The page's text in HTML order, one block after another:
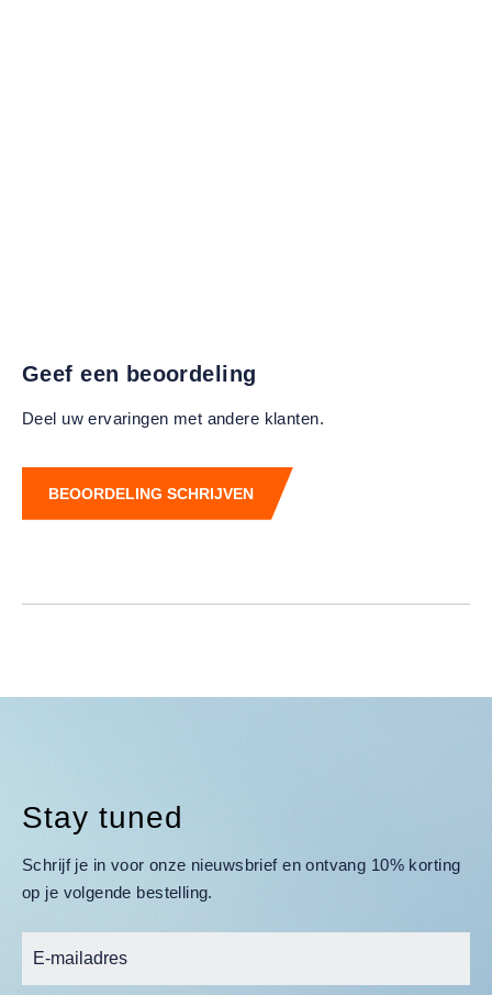
Geef een beoordeling
Deel uw ervaringen met andere klanten.
BEOORDELING SCHRIJVEN
Stay tuned
Schrijf je in voor onze nieuwsbrief en ontvang 10% korting
op je volgende bestelling.